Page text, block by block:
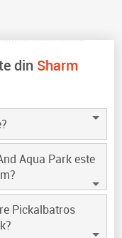
din Sharm
Aqua Park este
Pickalbatros